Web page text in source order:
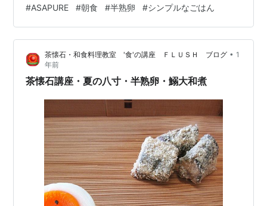
好きだった目玉焼きを作ろう。ご飯と醤油と卵、ただそ
れだけの朝ごはん。半熟の黄身がとろりと絡んで、思わ
ず心が躍る。 今日もいい一日を🌤️また朝の食卓でお会い
しましょう。 ASAPURE、気ままに更新しますのでのんび
りお付き合いください🍞 前回のASAPRE#◀ 次回の
ASAPRE#◀ …
#ASAPURE #朝食 #半熟卵 #シンプルなごはん
茶懐石・和食料理教室 '食'の講座 ＦＬＵＳＨ ブログ • 1
年前
茶懐石講座・夏の八寸・半熟卵・鰯大和煮